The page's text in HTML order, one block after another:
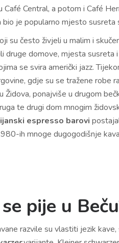
Café Central, a potom i Café
bio je popularno mjesto susreta
su često živjeli u malim i
druge domove, mjesta
se svira američki jazz.
gdje su se tražene robe
Židova, ponajviše u drugom
te drugi dom mnogim
espresso barovi
ih mnoge dugogodišnje
pije u
razvile su vlastiti jezik